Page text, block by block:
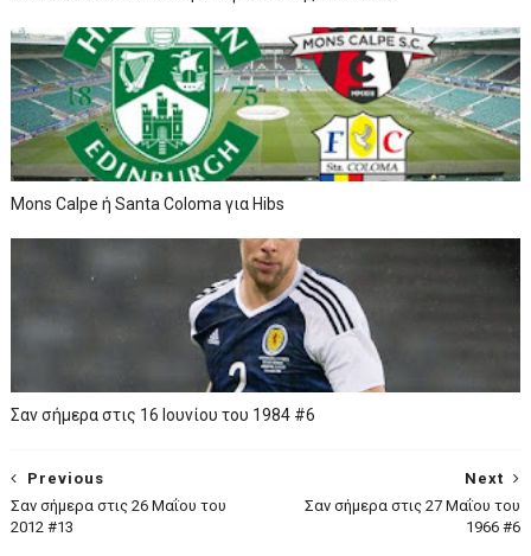
Mons Calpe ή Santa Coloma για Hibs
Σαν σήμερα στις 16 Ιουνίου του 1984 #6
Next
Σαν σήμερα στις 27 Μαΐου του
1966 #6
Previous
Σαν σήμερα στις 26 Μαΐου του
2012 #13